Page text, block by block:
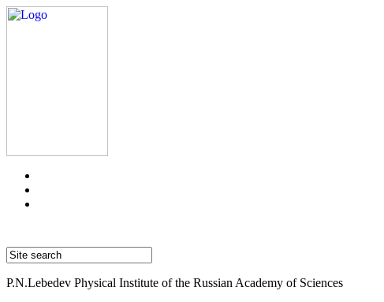
P.N.Lebedev Physical Institute of the Russian Academy of Sciences